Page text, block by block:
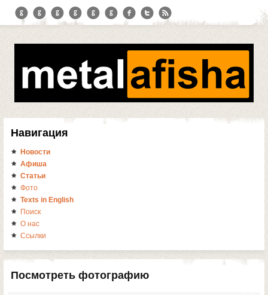
Навигация
Новости
Афиша
Статьи
Фото
Texts in English
Поиск
О нас
Ссылки
Посмотреть фотографию